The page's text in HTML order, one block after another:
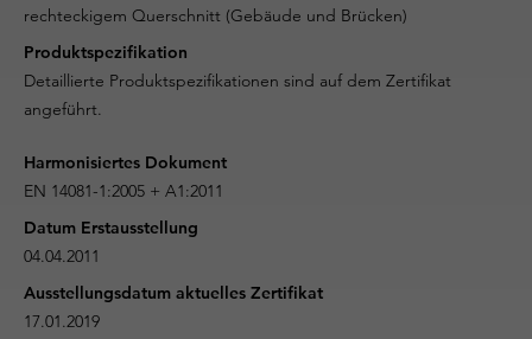
rechteckigem Querschnitt (Gebäude und Brücken)
Produktspezifikation
Detaillierte Produktspezifikationen sind auf dem Zertifikat
angeführt.
Harmonisiertes Dokument
EN 14081-1:2005 + A1:2011
Datum Erstausstellung
04.04.2011
Ausstellungsdatum aktuelles Zertifikat
17.01.2019